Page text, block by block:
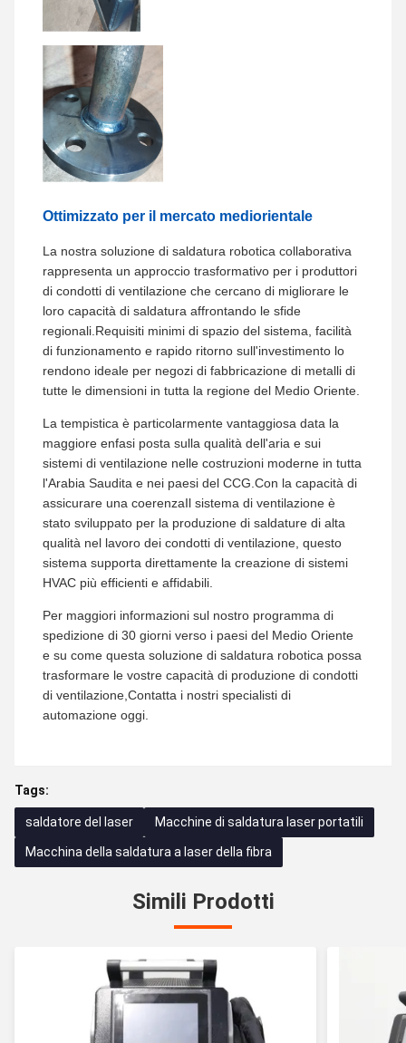
Ottimizzato per il mercato mediorientale
La nostra soluzione di saldatura robotica collaborativa
rappresenta un approccio trasformativo per i produttori
di condotti di ventilazione che cercano di migliorare le
loro capacità di saldatura affrontando le sfide
regionali.Requisiti minimi di spazio del sistema, facilità
di funzionamento e rapido ritorno sull'investimento lo
rendono ideale per negozi di fabbricazione di metalli di
tutte le dimensioni in tutta la regione del Medio Oriente.
La tempistica è particolarmente vantaggiosa data la
maggiore enfasi posta sulla qualità dell'aria e sui
sistemi di ventilazione nelle costruzioni moderne in tutta
l'Arabia Saudita e nei paesi del CCG.Con la capacità di
assicurare una coerenzaIl sistema di ventilazione è
stato sviluppato per la produzione di saldature di alta
qualità nel lavoro dei condotti di ventilazione, questo
sistema supporta direttamente la creazione di sistemi
HVAC più efficienti e affidabili.
Per maggiori informazioni sul nostro programma di
spedizione di 30 giorni verso i paesi del Medio Oriente
e su come questa soluzione di saldatura robotica possa
trasformare le vostre capacità di produzione di condotti
di ventilazione,Contatta i nostri specialisti di
automazione oggi.
Tags:
saldatore del laser Macchine di saldatura laser portatili
Macchina della saldatura a laser della fibra
Simili Prodotti